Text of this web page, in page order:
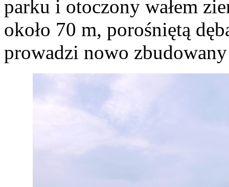
parku i otoczony wałem
około 70 m, porośniętą
prowadzi nowo